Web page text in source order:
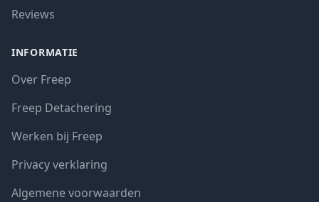
Reviews
INFORMATIE
Over Freep
Freep Detachering
Werken bij Freep
Privacy verklaring
Algemene voorwaarden